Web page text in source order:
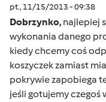
pt., 11/15/2013 - 09:38
Dobrzynko, najlepiej
wykonania danego
kiedy chcemy coś
koszyczek zamiast
pokrywie zapobiega
jeśli gotujemy czegoś